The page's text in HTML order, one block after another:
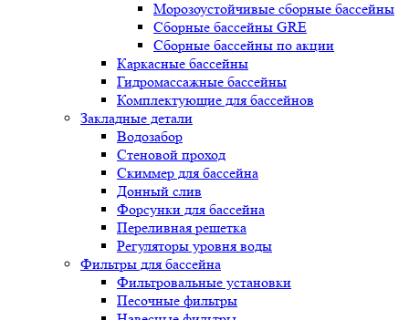
Морозоустойчивые сборные бассейны
Сборные бассейны GRE
Сборные бассейны по акции
Каркасные бассейны
Гидромассажные бассейны
Комплектующие для бассейнов
Закладные детали
Водозабор
Стеновой проход
Скиммер для бассейна
Донный слив
Форсунки для бассейна
Переливная решетка
Регуляторы уровня воды
Фильтры для бассейна
Фильтровальные установки
Песочные фильтры